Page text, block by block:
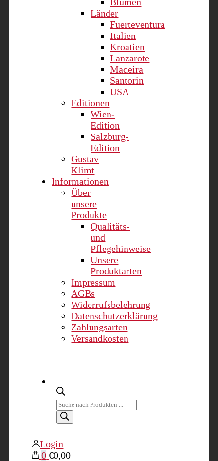
Länder
Fuerteventura
Italien
Kroatien
Lanzarote
Madeira
Santorin
USA
Editionen
Wien-
Edition
Salzburg-
Edition
Gustav
Klimt
Informationen
Über
unsere
Produkte
Qualitäts-
und
Pflegehinweise
Unsere
Produktarten
Impressum
AGBs
Widerrufsbelehrung
Datenschutzerklärung
Zahlungsarten
Versandkosten
Products
search
Login
0 €0,00